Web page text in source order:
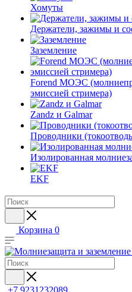
Хомуты
Держатели, зажимы и
Заземление
Forend МОЭС
эмиссией стримера)
Zandz и Galmar
Проводники
Изолированная
EKF
Корзина 0
+7 9231232089